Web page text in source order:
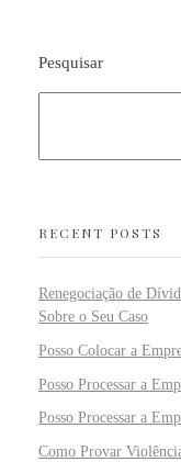
Pesquisar
RECENT POSTS
Renegociação de
Sobre o Seu Caso
Posso Colocar a
Posso Processar a
Posso Processar a
Como Provar